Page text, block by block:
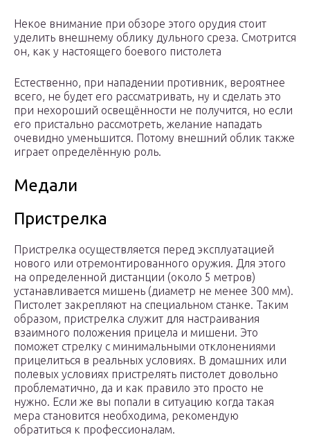
Некое внимание при обзоре этого орудия стоит
уделить внешнему облику дульного среза. Смотрится
он, как у настоящего боевого пистолета
Естественно, при нападении противник, вероятнее
всего, не будет его рассматривать, ну и сделать это
при нехороший освещённости не получится, но если
его пристально рассмотреть, желание нападать
очевидно уменьшится. Потому внешний облик также
играет определённую роль.
Медали
Пристрелка
Пристрелка осуществляется перед эксплуатацией
нового или отремонтированного оружия. Для этого
на определенной дистанции (около 5 метров)
устанавливается мишень (диаметр не менее 300 мм).
Пистолет закрепляют на специальном станке. Таким
образом, пристрелка служит для настраивания
взаимного положения прицела и мишени. Это
поможет стрелку с минимальными отклонениями
прицелиться в реальных условиях. В домашних или
полевых условиях пристрелять пистолет довольно
проблематично, да и как правило это просто не
нужно. Если же вы попали в ситуацию когда такая
мера становится необходима, рекомендую
обратиться к профессионалам.